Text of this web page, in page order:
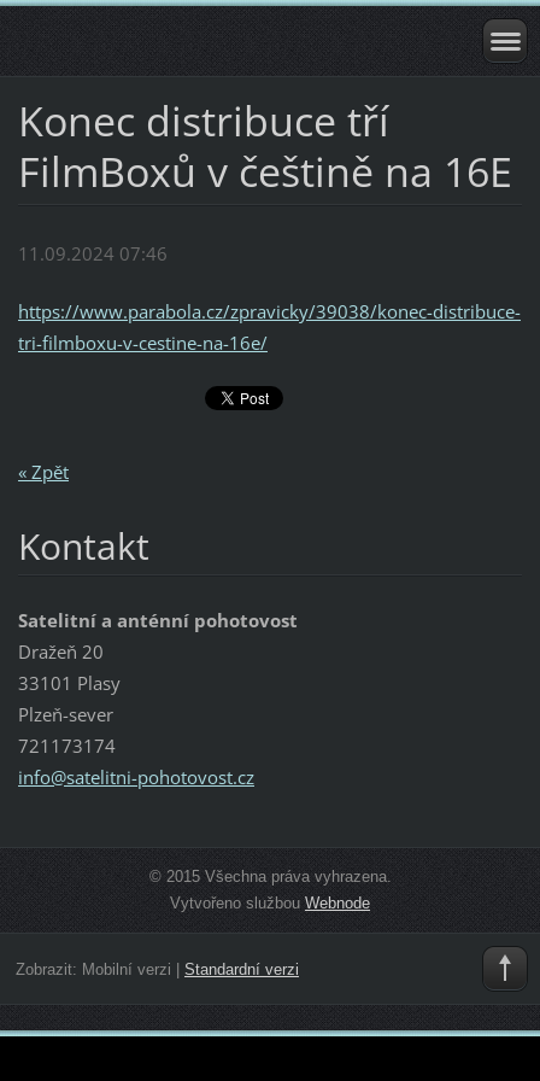
Konec distribuce tří
FilmBoxů v češtině na 16E
11.09.2024 07:46
https://www.parabola.cz/zpravicky/39038/konec-distribuce-
tri-filmboxu-v-cestine-na-16e/
« Zpět
Kontakt
Satelitní a anténní pohotovost
Dražeň 20
33101 Plasy
Plzeň-sever
721173174
info@satelitni-pohotovost.cz
© 2015 Všechna práva vyhrazena.
Vytvořeno službouWebnode
Zobrazit: Mobilní verzi Standardní verzi